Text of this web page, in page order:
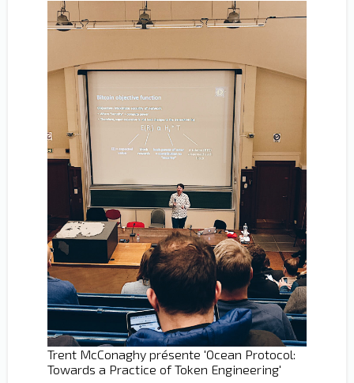
Trent McConaghy présente 'Ocean Protocol:
Towards a Practice of Token Engineering'